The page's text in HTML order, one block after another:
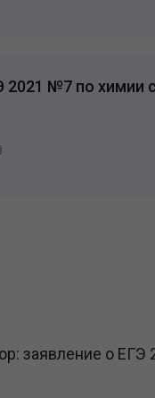
2021 №7 по химии
заявление о ЕГЭ